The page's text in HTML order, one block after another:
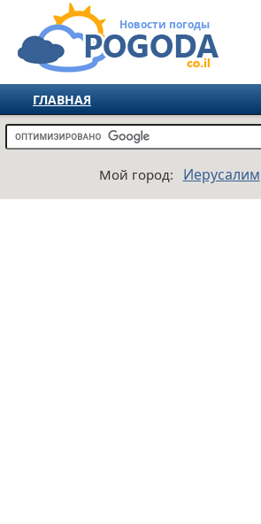
Новости погоды
ГЛАВНАЯ
ИЗРАИЛЬ
ЕВРОПА
Мой город: Иерусалим